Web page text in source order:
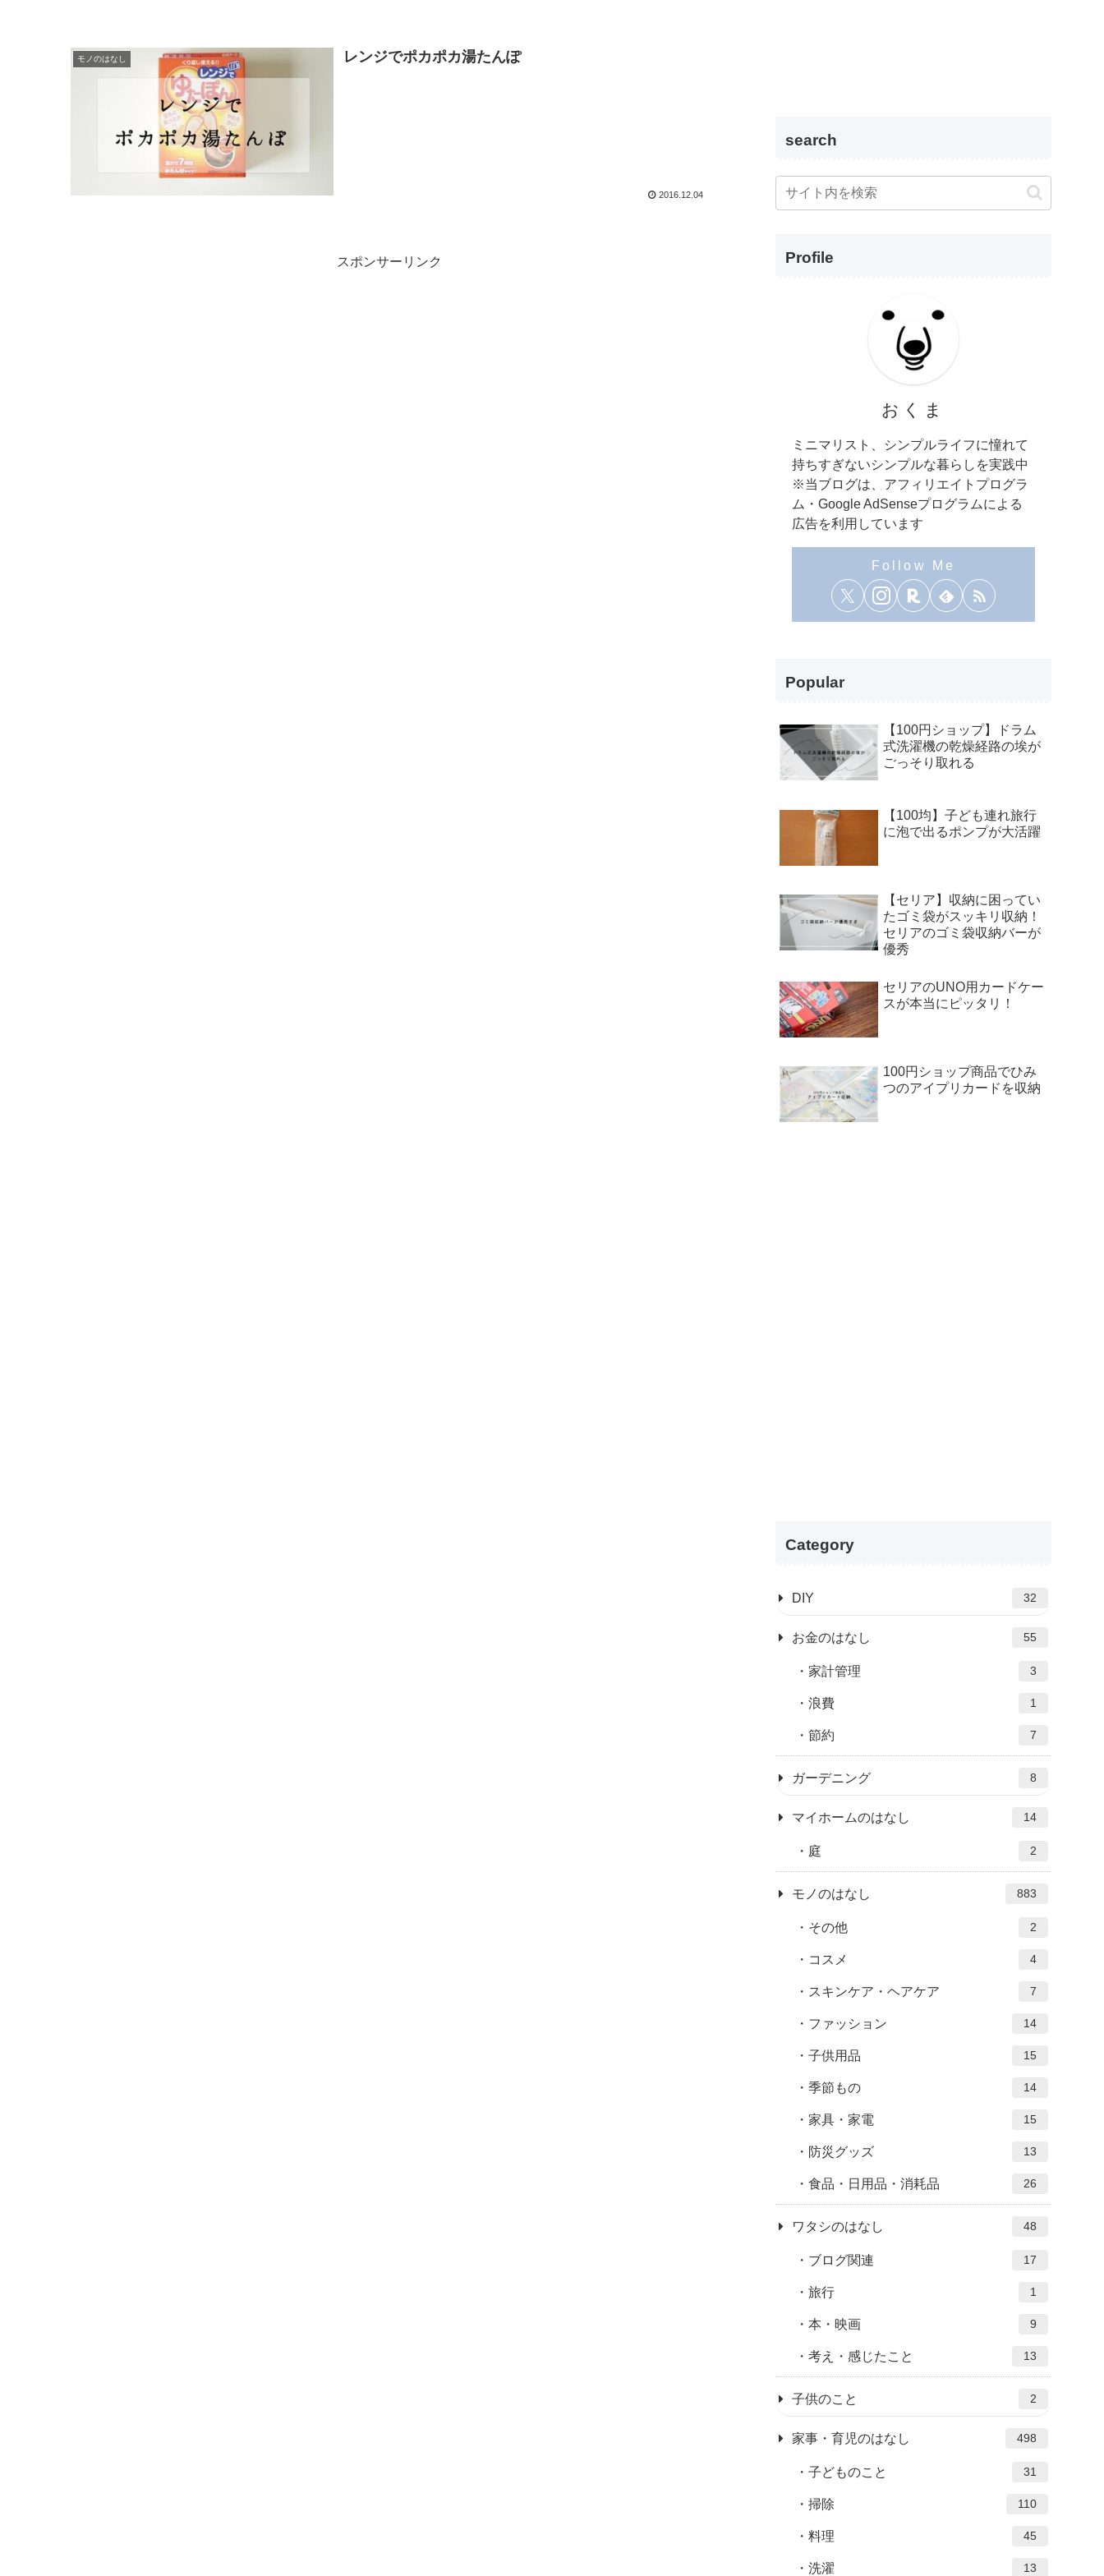
モノのはなし レンジでポカポカ湯たんぽ
2016.12.04
スポンサーリンク
search
Profile
おくま
ミニマリスト、シンプルライフに憧れて
持ちすぎないシンプルな暮らしを実践中
※当ブログは、アフィリエイトプログラ
ム・Google AdSenseプログラムによる
広告を利用しています
Popular
【100円ショップ】ドラム
式洗濯機の乾燥経路の埃が
ごっそり取れる
【100均】子ども連れ旅行
に泡で出るポンプが大活躍
【セリア】収納に困ってい
たゴミ袋がスッキリ収納！
セリアのゴミ袋収納バーが
優秀
セリアのUNO用カードケー
スが本当にピッタリ！
100円ショップ商品でひみ
つのアイプリカードを収納
Category
DIY 32
お金のはなし 55
家計管理 3
浪費 1
節約 7
ガーデニング 8
マイホームのはなし 14
庭 2
モノのはなし 883
その他 2
コスメ 4
スキンケア・ヘアケア 7
ファッション 14
子供用品 15
季節もの 14
家具・家電 15
防災グッズ 13
食品・日用品・消耗品 26
ワタシのはなし 48
ブログ関連 17
旅行 1
本・映画 9
考え・感じたこと 13
子供のこと 2
家事・育児のはなし 498
子どものこと 31
掃除 110
料理 45
洗濯 13